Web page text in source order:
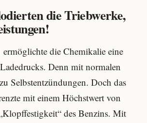
die Triebwerke,
die Chemikalie eine
Denn mit normalen
Selbstentzündungen. Doch das
mit einem Höchstwert von
des Benzins. Mit